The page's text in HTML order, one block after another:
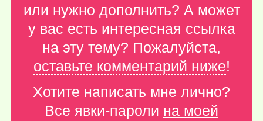
или нужно дополнить? А может
у вас есть интересная ссылка
на эту тему? Пожалуйста,
оставьте комментарий ниже!
Хотите написать мне лично?
Все явки-пароли на моей